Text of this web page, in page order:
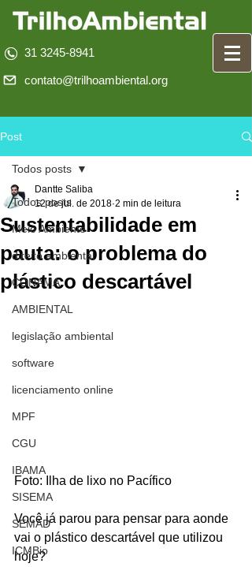
31 3245-8941
contato@trilhoambiental.org
Post
Todos posts
Meio Ambiente
direito ambiental
CONAMA
AMBIENTAL
legislação ambiental
software
licenciamento online
MPF
CGU
IBAMA
SISEMA
SEMAD
ICMBio
Todos posts
Sustentabilidade em
pauta: o problema do
plástico descartável
Dantte Saliba
12 de jul. de 2018 2 min de leitura
Foto: Ilha de lixo no Pacífico
Você já parou para pensar para aonde
vai o plástico descartável que utilizou
hoje?